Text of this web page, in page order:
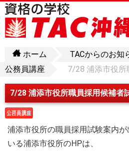
ホーム
TACからのお知
公務員講座
7/28 浦添市役所
7/28 浦添市役所職員採用候補者
浦添市役所の職員採用試験案内
いる浦添市役所のHPは、